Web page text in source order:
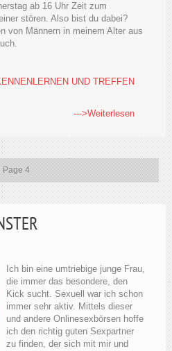
ab 16 Uhr Zeit zum
stören. Also bist du dabei?
von Männern in meinem Alter aus
UND TREFFEN
--->Weiterlesen
Page 4
Ich bin eine umtriebige junge Frau,
die immer das besondere, den
Kick sucht. Sexuell war ich schon
immer sehr aktiv. Mittels dieser
und andere Onlinesexbörsen hoffe
ich den richtig guten Sexpartner
zu finden, der sich mit mir und